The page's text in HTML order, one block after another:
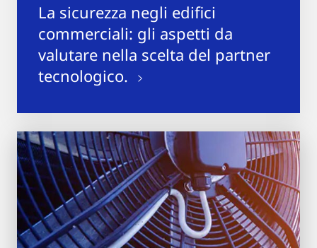
La sicurezza negli edifici
commerciali: gli aspetti da
valutare nella scelta del partner
tecnologico.